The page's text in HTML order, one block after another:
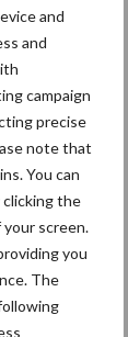
and
and
campaign
precise
note that
You can
the
screen.
you
The
aan de
zorgt
zicht.
reputatie
zijn.
slaapcabine
voor een
zijn